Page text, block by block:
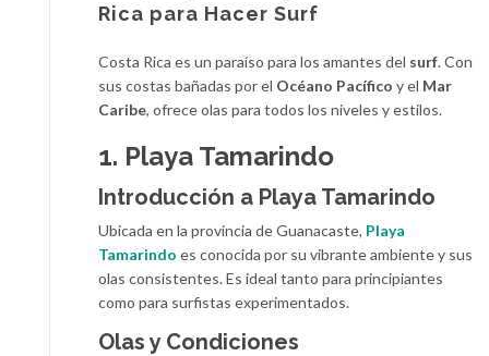
Rica para Hacer Surf
Costa Rica es un paraíso para los amantes del surf. Con
sus costas bañadas por el Océano Pacífico y el Mar
Caribe, ofrece olas para todos los niveles y estilos.
1. Playa Tamarindo
Introducción a Playa Tamarindo
Ubicada en la provincia de Guanacaste, Playa
Tamarindo es conocida por su vibrante ambiente y sus
olas consistentes. Es ideal tanto para principiantes
como para surfistas experimentados.
Olas y Condiciones